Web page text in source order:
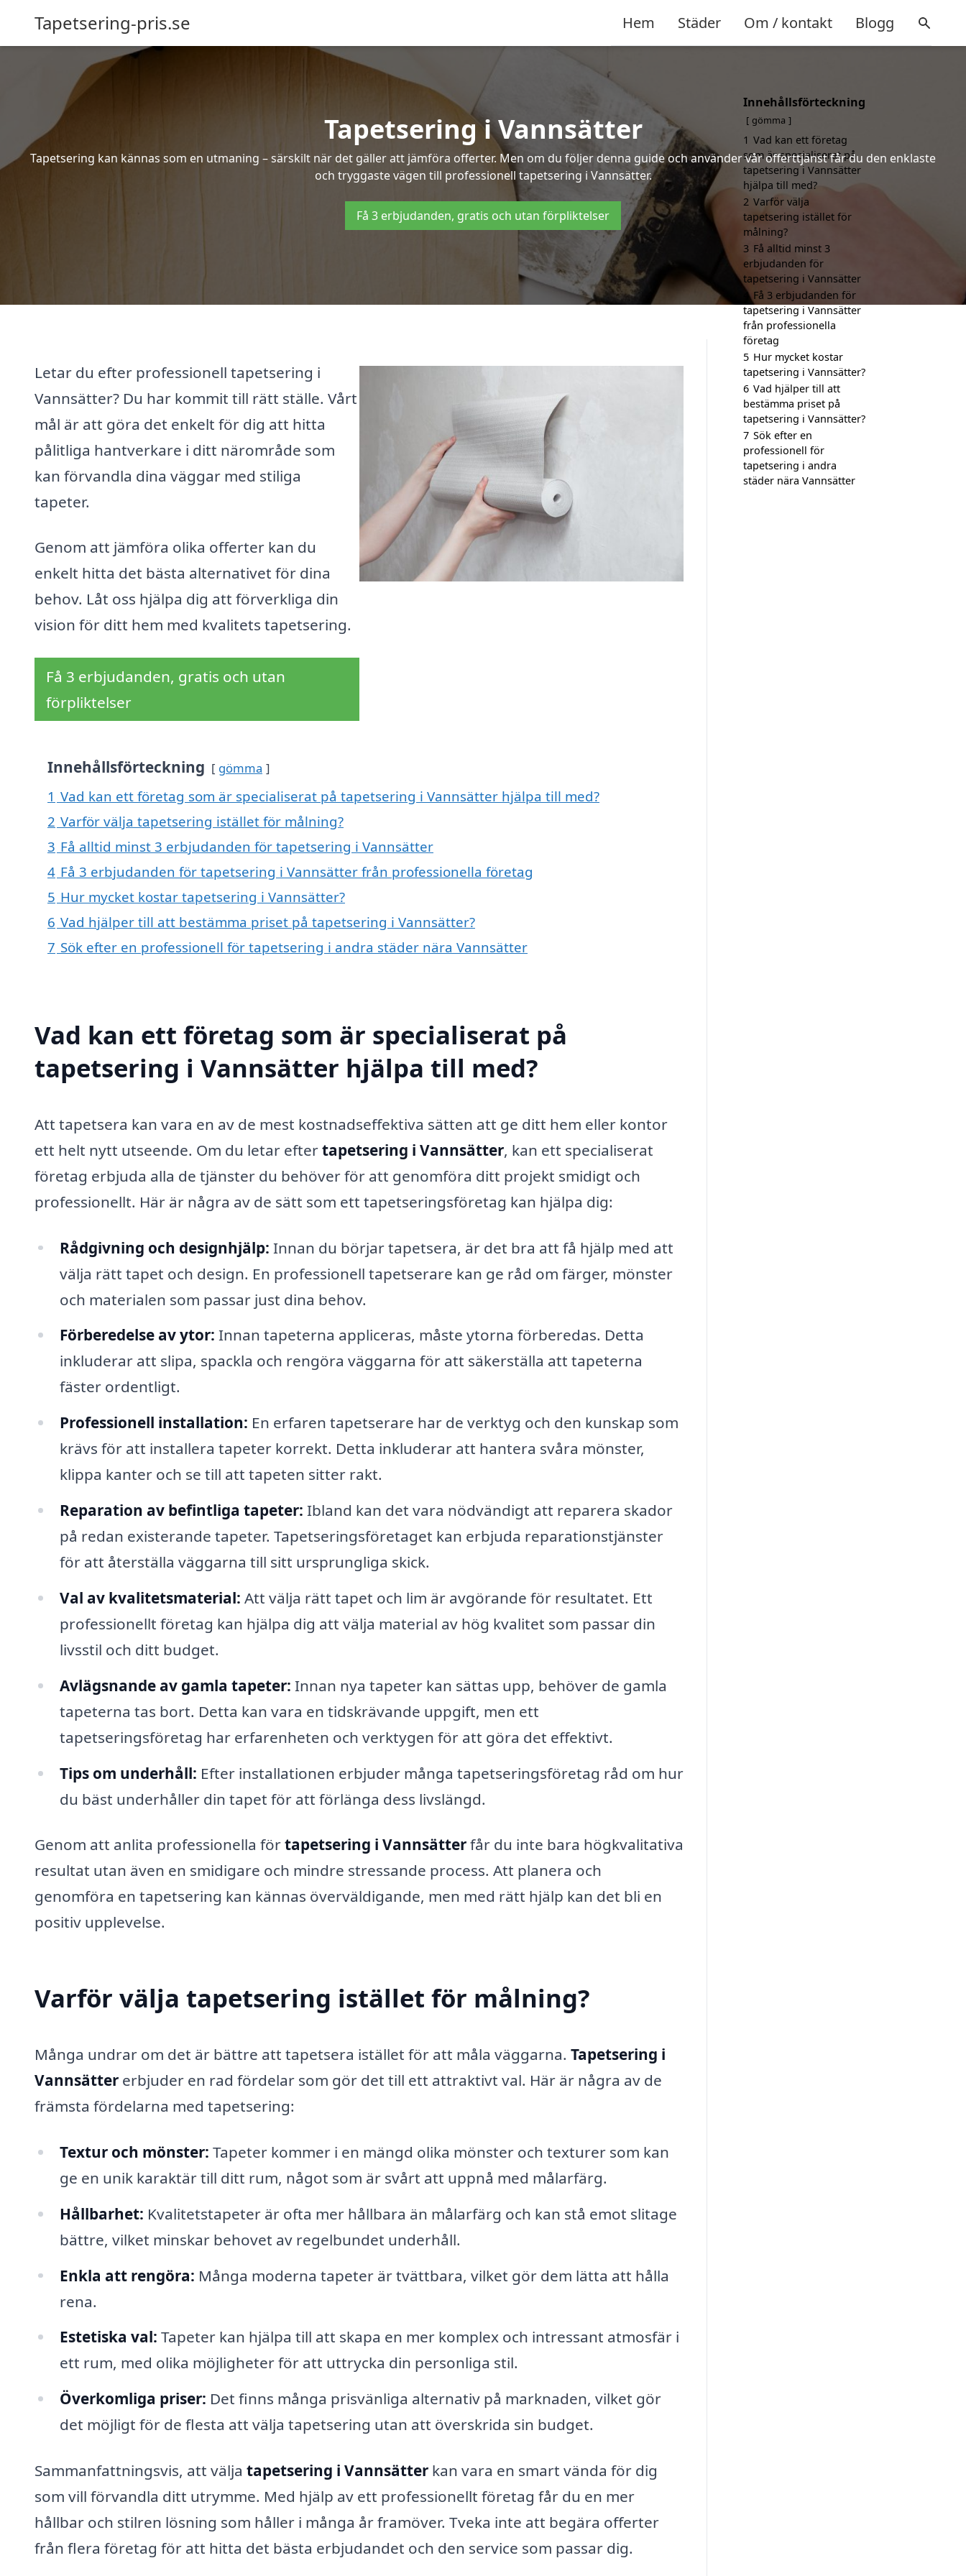
Tapetsering-pris.se Hem Städer Om / kontakt Blogg
Tapetsering i Vannsätter
Tapetsering kan kännas som en utmaning – särskilt när det gäller att jämföra offerter. Men om du följer denna guide och använder vår offerttjänst får du den enklaste
och tryggaste vägen till professionell tapetsering i Vannsätter.
Få 3 erbjudanden, gratis och utan förpliktelser
Letar du efter professionell tapetsering i
Vannsätter? Du har kommit till rätt ställe. Vårt
mål är att göra det enkelt för dig att hitta
pålitliga hantverkare i ditt närområde som
kan förvandla dina väggar med stiliga
tapeter.
Genom att jämföra olika offerter kan du
enkelt hitta det bästa alternativet för dina
behov. Låt oss hjälpa dig att förverkliga din
vision för ditt hem med kvalitets tapetsering.
Få 3 erbjudanden, gratis och utan
förpliktelser
Innehållsförteckning gömma
1 Vad kan ett företag som är specialiserat på tapetsering i Vannsätter hjälpa till med?
2 Varför välja tapetsering istället för målning?
3 Få alltid minst 3 erbjudanden för tapetsering i Vannsätter
4 Få 3 erbjudanden för tapetsering i Vannsätter från professionella företag
5 Hur mycket kostar tapetsering i Vannsätter?
6 Vad hjälper till att bestämma priset på tapetsering i Vannsätter?
7 Sök efter en professionell för tapetsering i andra städer nära Vannsätter
Vad kan ett företag som är specialiserat på
tapetsering i Vannsätter hjälpa till med?
Att tapetsera kan vara en av de mest kostnadseffektiva sätten att ge ditt hem eller kontor
ett helt nytt utseende. Om du letar eftertapetsering i Vannsätter, kan ett specialiserat
företag erbjuda alla de tjänster du behöver för att genomföra ditt projekt smidigt och
professionellt. Här är några av de sätt som ett tapetseringsföretag kan hjälpa dig:
Rådgivning och designhjälp: Innan du börjar tapetsera, är det bra att få hjälp med att
välja rätt tapet och design. En professionell tapetserare kan ge råd om färger, mönster
och materialen som passar just dina behov.
Förberedelse av ytor: Innan tapeterna appliceras, måste ytorna förberedas. Detta
inkluderar att slipa, spackla och rengöra väggarna för att säkerställa att tapeterna
fäster ordentligt.
Professionell installation: En erfaren tapetserare har de verktyg och den kunskap som
krävs för att installera tapeter korrekt. Detta inkluderar att hantera svåra mönster,
klippa kanter och se till att tapeten sitter rakt.
Reparation av befintliga tapeter: Ibland kan det vara nödvändigt att reparera skador
på redan existerande tapeter. Tapetseringsföretaget kan erbjuda reparationstjänster
för att återställa väggarna till sitt ursprungliga skick.
Val av kvalitetsmaterial: Att välja rätt tapet och lim är avgörande för resultatet. Ett
professionellt företag kan hjälpa dig att välja material av hög kvalitet som passar din
livsstil och ditt budget.
Avlägsnande av gamla tapeter: Innan nya tapeter kan sättas upp, behöver de gamla
tapeterna tas bort. Detta kan vara en tidskrävande uppgift, men ett
tapetseringsföretag har erfarenheten och verktygen för att göra det effektivt.
Tips om underhåll: Efter installationen erbjuder många tapetseringsföretag råd om hur
du bäst underhåller din tapet för att förlänga dess livslängd.
Genom att anlita professionella förtapetsering i Vannsätterfår du inte bara högkvalitativa
resultat utan även en smidigare och mindre stressande process. Att planera och
genomföra en tapetsering kan kännas överväldigande, men med rätt hjälp kan det bli en
positiv upplevelse.
Varför välja tapetsering istället för målning?
Många undrar om det är bättre att tapetsera istället för att måla väggarna. Tapetsering i
Vannsätter erbjuder en rad fördelar som gör det till ett attraktivt val. Här är några av de
främsta fördelarna med tapetsering:
Textur och mönster: Tapeter kommer i en mängd olika mönster och texturer som kan
ge en unik karaktär till ditt rum, något som är svårt att uppnå med målarfärg.
Hållbarhet: Kvalitetstapeter är ofta mer hållbara än målarfärg och kan stå emot slitage
bättre, vilket minskar behovet av regelbundet underhåll.
Enkla att rengöra: Många moderna tapeter är tvättbara, vilket gör dem lätta att hålla
rena.
Estetiska val: Tapeter kan hjälpa till att skapa en mer komplex och intressant atmosfär i
ett rum, med olika möjligheter för att uttrycka din personliga stil.
Överkomliga priser: Det finns många prisvänliga alternativ på marknaden, vilket gör
det möjligt för de flesta att välja tapetsering utan att överskrida sin budget.
Sammanfattningsvis, att välja tapetsering i Vannsätter kan vara en smart vända för dig
som vill förvandla ditt utrymme. Med hjälp av ett professionellt företag får du en mer
hållbar och stilren lösning som håller i många år framöver. Tveka inte att begära offerter
från flera företag för att hitta det bästa erbjudandet och den service som passar dig.
Innehållsförteckning
gömma
1 Vad kan ett företag
som är specialiserat på
tapetsering i Vannsätter
hjälpa till med?
2 Varför välja
tapetsering istället för
målning?
3 Få alltid minst 3
erbjudanden för
tapetsering i Vannsätter
4 Få 3 erbjudanden för
tapetsering i Vannsätter
från professionella
företag
5 Hur mycket kostar
tapetsering i Vannsätter?
6 Vad hjälper till att
bestämma priset på
tapetsering i Vannsätter?
7 Sök efter en
professionell för
tapetsering i andra
städer nära Vannsätter